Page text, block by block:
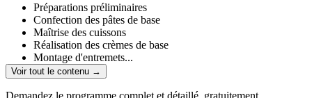
Préparations préliminaires
Confection des pâtes de base
Maîtrise des cuissons
Réalisation des crèmes de base
Montage d'entremets...
Exécuter les préparations de base
Mettre en forme les préparations
Conduire les fermentations, les cuissons
Voir tout le contenu →
Demandez le programme complet et détaillé, gratuitement